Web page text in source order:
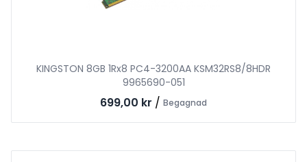
KINGSTON 8GB 1Rx8 PC4-3200AA KSM32RS8/8HDR
9965690-051
699,00 kr / Begagnad